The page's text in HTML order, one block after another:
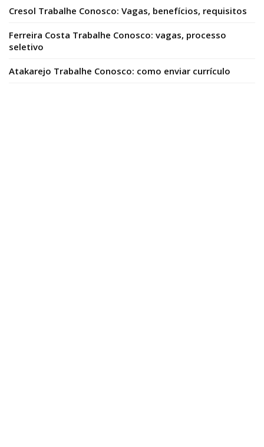
Cresol Trabalhe Conosco: Vagas, benefícios, requisitos
Ferreira Costa Trabalhe Conosco: vagas, processo
seletivo
Atakarejo Trabalhe Conosco: como enviar currículo